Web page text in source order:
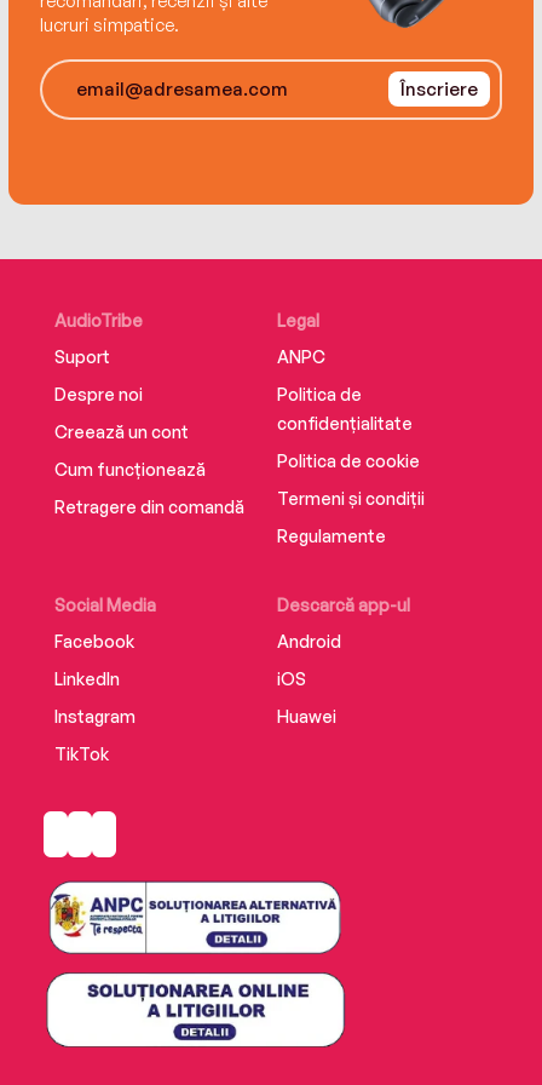
lucruri simpatice.
Înscriere
AudioTribe
Suport
Despre noi
Creează un cont
Cum funcționează
Retragere din comandă
Social Media
Facebook
LinkedIn
Instagram
TikTok
Descarcă app-ul
Android
iOS
Huawei
Legal
ANPC
Politica de
confidențialitate
Politica de cookie
Termeni și condiții
Regulamente